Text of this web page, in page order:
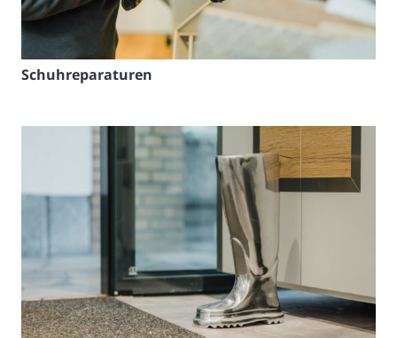
Schuhreparaturen